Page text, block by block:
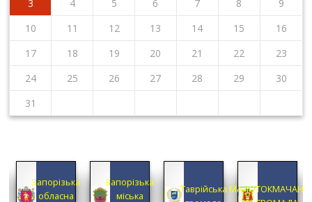
3
4 5 6 7 8
9
10
11 12 13 14 15
16
17
18 19 20 21 22
23
24
25 26 27 28 29
30
31
Запорізька
обласна
Запорізька
міська
Таврійська